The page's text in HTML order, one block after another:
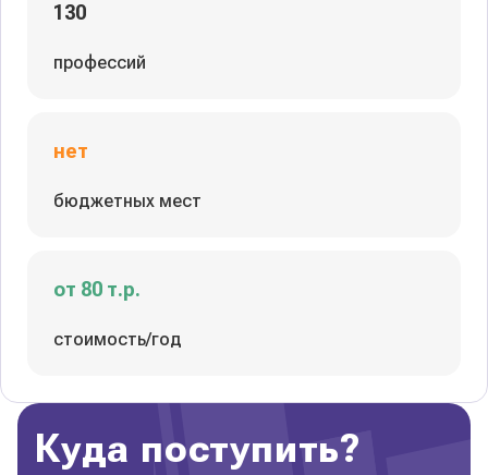
130
профессий
нет
бюджетных мест
от 80 т.р.
стоимость/год
Куда поступить?